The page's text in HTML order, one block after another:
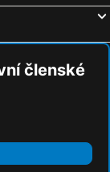
členské